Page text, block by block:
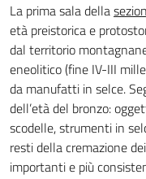
La prima sala della
età preistorica e
dal territorio
eneolitico (fine IV-III
da manufatti in selce.
dell’età del bronzo:
scodelle, strumenti in
resti della cremazione
importanti e più